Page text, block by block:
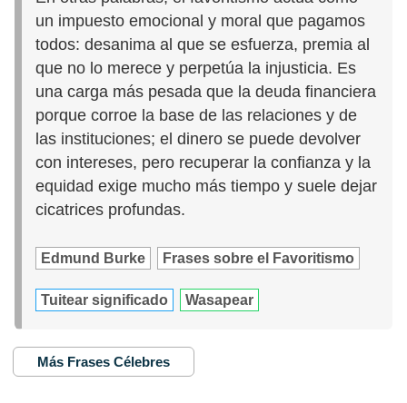
un impuesto emocional y moral que pagamos
todos: desanima al que se esfuerza, premia al
que no lo merece y perpetúa la injusticia. Es
una carga más pesada que la deuda financiera
porque corroe la base de las relaciones y de
las instituciones; el dinero se puede devolver
con intereses, pero recuperar la confianza y la
equidad exige mucho más tiempo y suele dejar
cicatrices profundas.
Edmund Burke Frases sobre el Favoritismo
Tuitear significado Wasapear
Más Frases Célebres